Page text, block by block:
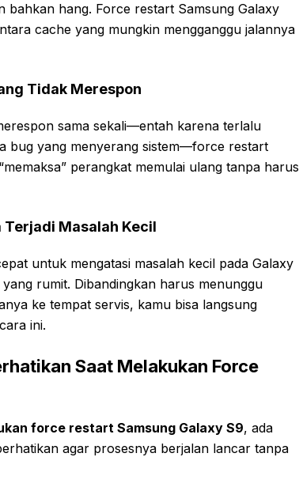
bahkan hang. Force restart Samsung Galaxy
cache yang mungkin mengganggu jalannya
Tidak Merespon
sama sekali—entah karena terlalu
bug yang menyerang sistem—force restart
perangkat memulai ulang tanpa harus
Terjadi Masalah Kecil
untuk mengatasi masalah kecil pada Galaxy
rumit. Dibandingkan harus menunggu
ke tempat servis, kamu bisa langsung
ini.
Saat Melakukan Force
force restart Samsung Galaxy S9, ada
agar prosesnya berjalan lancar tanpa